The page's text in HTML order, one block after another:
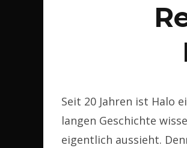
Seit 20 Jahren ist Halo
langen Geschichte
eigentlich aussieht.